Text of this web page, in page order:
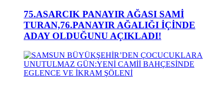
75.ASARCIK PANAYIR AĞASI SAMİ
TURAN,76.PANAYIR AĞALIĞI İÇİNDE
ADAY OLDUĞUNU AÇIKLADI!